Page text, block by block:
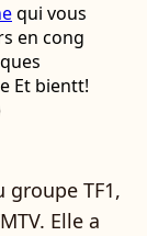
qui vous
en cong
Et bientt!
groupe TF1,
Elle a